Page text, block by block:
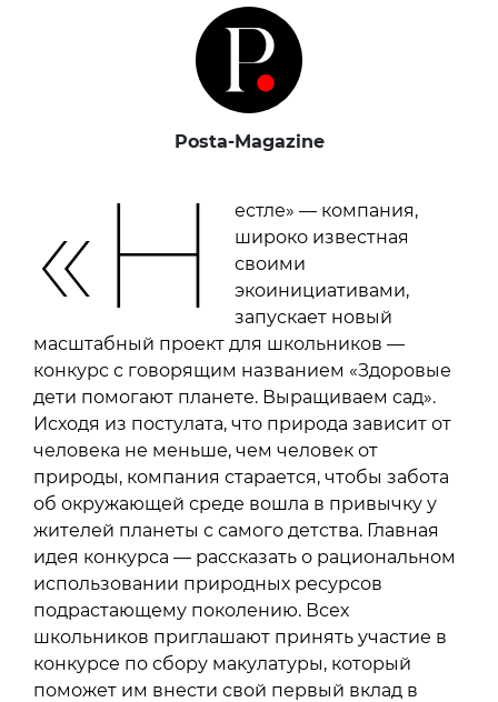
Posta-Magazine
«Н
естле» — компания,
широко известная
своими
экоинициативами,
запускает новый
масштабный проект для школьников —
конкурс с говорящим названием «Здоровые
дети помогают планете. Выращиваем сад».
Исходя из постулата, что природа зависит от
человека не меньше, чем человек от
природы, компания старается, чтобы забота
об окружающей среде вошла в привычку у
жителей планеты с самого детства. Главная
идея конкурса — рассказать о рациональном
использовании природных ресурсов
подрастающему поколению. Всех
школьников приглашают принять участие в
конкурсе по сбору макулатуры, который
поможет им внести свой первый вклад в